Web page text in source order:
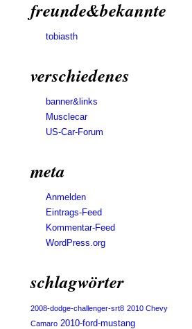
freunde&bekannte
tobiasth
verschiedenes
banner&links
Musclecar
US-Car-Forum
meta
Anmelden
Eintrags-Feed
Kommentar-Feed
WordPress.org
schlagwörter
2008-dodge-challenger-srt8 2010 Chevy
Camaro 2010-ford-mustang